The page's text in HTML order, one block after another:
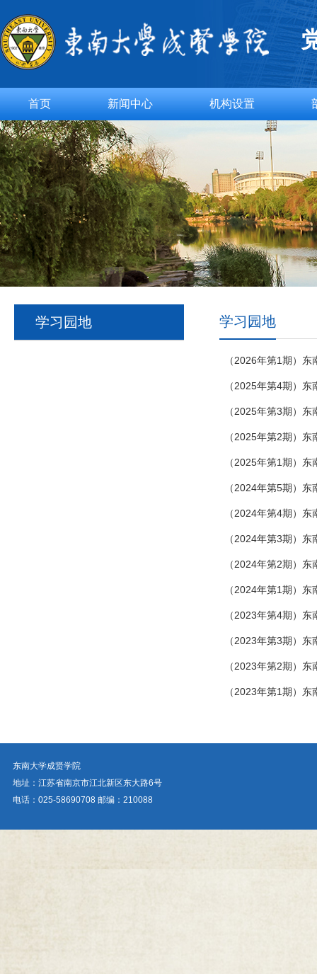
首页 新闻中心 机构设置
学习园地 学习园地
（2026年第1期）
（2025年第4期）
（2025年第3期）
（2025年第2期）
（2025年第1期）
（2024年第5期）
（2024年第4期）
（2024年第3期）
（2024年第2期）
（2024年第1期）
（2023年第4期）
（2023年第3期）
（2023年第2期）
（2023年第1期）
东南大学成贤学院
地址：江苏省南京市江北新区东大路6号
电话：025-58690708 邮编：210088